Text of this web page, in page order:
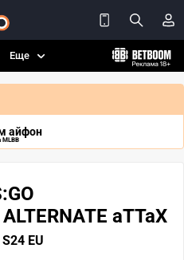
Еще
айфон
MLBB
aTTaX
EU